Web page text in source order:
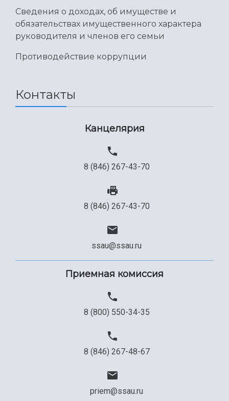
Сведения о доходах, об имуществе и
обязательствах имущественного характера
руководителя и членов его семьи
Противодействие коррупции
Контакты
Канцелярия
8 (846) 267-43-70
8 (846) 267-43-70
ssau@ssau.ru
Приемная комиссия
8 (800) 550-34-35
8 (846) 267-48-67
priem@ssau.ru